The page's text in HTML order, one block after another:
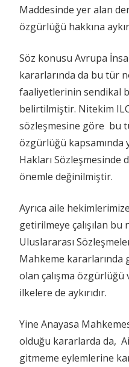
Maddesinde yer alan
özgürlüğü hakkına
Söz konusu Avrupa
kararlarında da bu tür
faaliyetlerinin sendikal
belirtilmiştir. Nitekim
sözleşmesine göre bu
özgürlüğü kapsamında
Hakları
önemle değinilmiştir.
Ayrıca aile
getirilmeye çalışılan bu
Uluslararası
Mahkeme
olan çalışma özgürlüğü
ilkelere de aykırıdır.
Yine Anayasa
olduğu kararlarda da,
gitmeme eylemlerine